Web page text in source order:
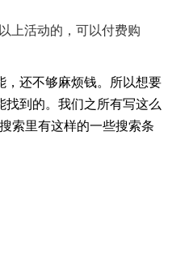
上活动的，可以付费购
，还不够麻烦钱。所以想要
到的。我们之所有写这么
索里有这样的一些搜索条